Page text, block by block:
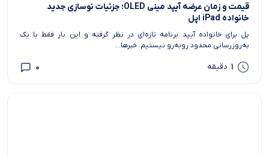
قیمت و زمان عرضه آیپد مینی OLED؛ جزئیات نوسازی جدید
خانواده iPad اپل
پل برای خانواده آیپد برنامه تازه‌ای در نظر گرفته و این بار فقط با یک
به‌روزرسانی محدود روبه‌رو نیستیم. خبرها...
1 دقیقه 0